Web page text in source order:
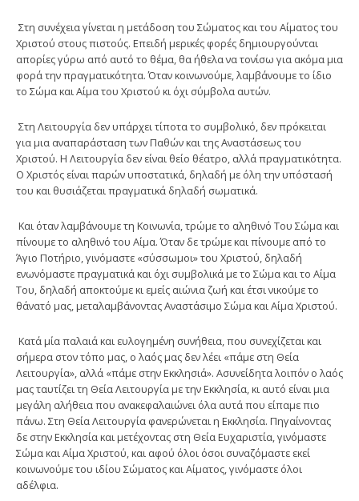
Στη συνέχεια γίνεται η μετάδοση του Σώματος και του Αίματος του
Χριστού στους πιστούς. Επειδή μερικές φορές δημιουργούνται
απορίες γύρω από αυτό το θέμα, θα ήθελα να τονίσω για ακόμα μια
φορά την πραγματικότητα. Όταν κοινωνούμε, λαμβάνουμε το ίδιο
το Σώμα και Αίμα του Χριστού κι όχι σύμβολα αυτών.
Στη Λειτουργία δεν υπάρχει τίποτα το συμβολικό, δεν πρόκειται
για μια αναπαράσταση των Παθών και της Αναστάσεως του
Χριστού. Η Λειτουργία δεν είναι θείο θέατρο, αλλά πραγματικότητα.
Ο Χριστός είναι παρών υποστατικά, δηλαδή με όλη την υπόστασή
του και θυσιάζεται πραγματικά δηλαδή σωματικά.
Και όταν λαμβάνουμε τη Κοινωνία, τρώμε το αληθινό Του Σώμα και
πίνουμε το αληθινό του Αίμα. Όταν δε τρώμε και πίνουμε από το
Άγιο Ποτήριο, γινόμαστε «σύσσωμοι» του Χριστού, δηλαδή
ενωνόμαστε πραγματικά και όχι συμβολικά με το Σώμα και το Αίμα
Του, δηλαδή αποκτούμε κι εμείς αιώνια ζωή και έτσι νικούμε το
θάνατό μας, μεταλαμβάνοντας Αναστάσιμο Σώμα και Αίμα Χριστού.
Κατά μία παλαιά και ευλογημένη συνήθεια, που συνεχίζεται και
σήμερα στον τόπο μας, ο λαός μας δεν λέει «πάμε στη Θεία
Λειτουργία», αλλά «πάμε στην Εκκλησιά». Ασυνείδητα λοιπόν ο λαός
μας ταυτίζει τη Θεία Λειτουργία με την Εκκλησία, κι αυτό είναι μια
μεγάλη αλήθεια που ανακεφαλαιώνει όλα αυτά που είπαμε πιο
πάνω. Στη Θεία Λειτουργία φανερώνεται η Εκκλησία. Πηγαίνοντας
δε στην Εκκλησία και μετέχοντας στη Θεία Ευχαριστία, γινόμαστε
Σώμα και Αίμα Χριστού, και αφού όλοι όσοι συναζόμαστε εκεί
κοινωνούμε του ιδίου Σώματος και Αίματος, γινόμαστε όλοι
αδέλφια.